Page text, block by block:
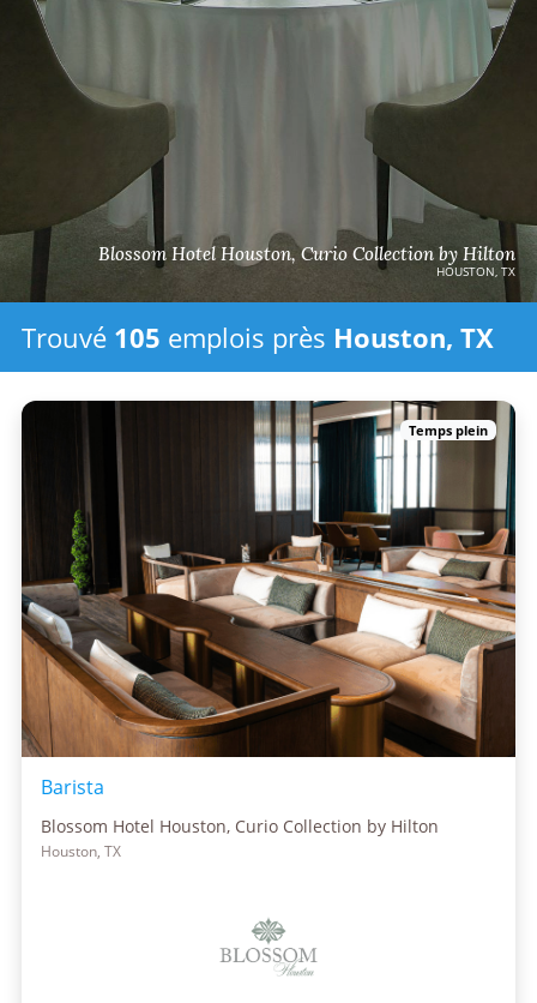
Blossom Hotel Houston, Curio Collection by Hilton
HOUSTON, TX
Trouvé 105 emplois près Houston, TX
Temps plein
Barista
Blossom Hotel Houston, Curio Collection by Hilton
Houston, TX